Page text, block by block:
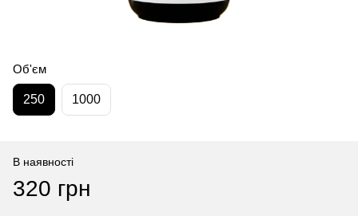
Об'єм
250 1000
В наявності
320 грн